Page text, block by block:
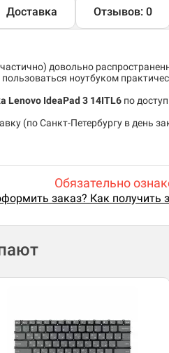
Доставка Отзывов: 0
довольно
ноутбуком
Lenovo IdeaPad 3 14ITL6 по
(по Санкт-Петербургу в день
Обязательно
заказ? Как получить